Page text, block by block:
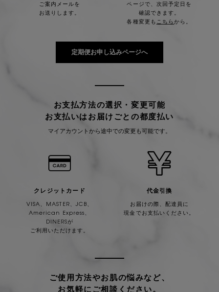
ご案内メールを
お送りします。
ページで、 次回予定日を
確認できます。
各種変更も こちらから。
定期便お申し込みページへ
お支払方法の選択・変更可能
お支払いはお届けごとの都度払い
マイアカウントから途中での変更も可能です。
クレジットカード
VISA、MASTER、JCB、
American Express、
DINERSが
ご利用いただけます。
代金引換
お届けの際、配達員に
現金でお支払いください。
ご使用方法やお肌の悩みなど、
お気軽にご相談ください。